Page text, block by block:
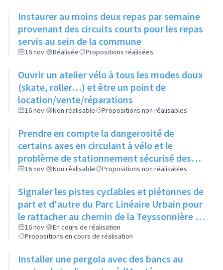
Instaurer au moins deux repas par semaine
provenant des circuits courts pour les repas
servis au sein de la commune
16 nov. Réalisée Propositions réalisées
Ouvrir un atelier vélo à tous les modes doux
(skate, roller…) et être un point de
location/vente/réparations
16 nov. Non réalisable Propositions non réalisables
Prendre en compte la dangerosité de
certains axes en circulant à vélo et le
problème de stationnement sécurisé des
vélos avant d'ouvrir un atelier vélo
16 nov. Non réalisable Propositions non réalisables
Signaler les pistes cyclables et piétonnes de
part et d'autre du Parc Linéaire Urbain pour
le rattacher au chemin de la Teyssonnière et
à la route de Genève
16 nov.
En cours de réalisation
Propositions en cours de réalisation
Installer une pergola avec des bancs au